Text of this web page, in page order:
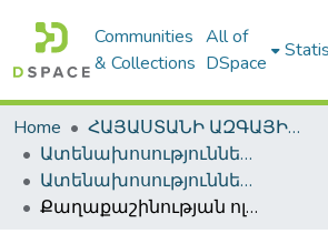
Communities
& Collections
All of
DSpace
Home
ՀԱՅԱՍՏԱՆԻ ԱԶԳԱՅԻՆ ԳՐԱԴԱՐԱՆԻ ԹՎԱՅԻՆ ՊԱՀՈՑ / DIGITAL REPOSITORY OF NLA
Ատենախոսություններ և սեղմագրեր / Theses & Abstracts
Ատենախոսություններ և սեղմագրեր / Theses & Abstracts
Քաղաքաշինության ոլորտում էլեկտրոնային հեռահաղորդակցության ցանցերի նախագծման և կառուցման մի քանի խնդիր / Some problems of telecommunication networks design and construction in urban development sphere